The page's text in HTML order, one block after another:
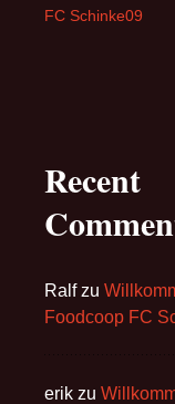
FC Schinke09
Recent
Ralfzu
Foodcoop FC
erik zu